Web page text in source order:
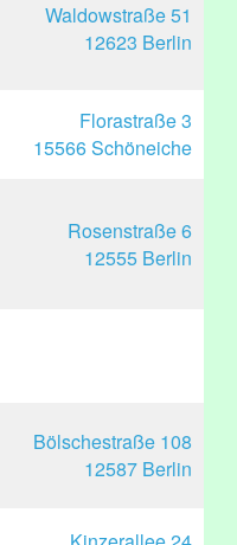
Waldowstraße 51
12623 Berlin
Florastraße 3
15566 Schöneiche
Rosenstraße 6
12555 Berlin
Bölschestraße 108
12587 Berlin